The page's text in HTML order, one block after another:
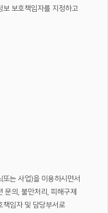
보 보호책임자를 지정하고
또는 사업)을 이용하시면서
문의, 불만처리, 피해구제
책임자 및 담당부서로